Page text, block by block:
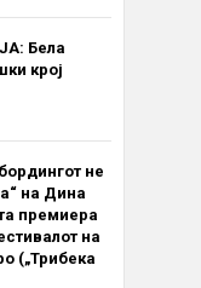
Бела
крој
не
на Дина
премиера
на
(„Трибека